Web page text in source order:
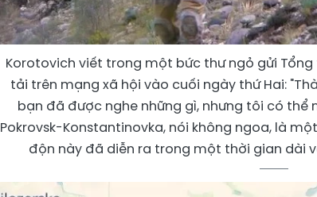
Korotovich viết trong một bức thư ngỏ gửi Tổng
tải trên mạng xã hội vào cuối ngày thứ Hai:
bạn đã được nghe những gì, nhưng tôi có thể
Pokrovsk-Konstantinovka, nói không ngoa, là
độn này đã diễn ra trong một thời gian dài